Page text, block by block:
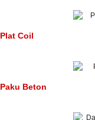
Plat Coil
Paku Beton